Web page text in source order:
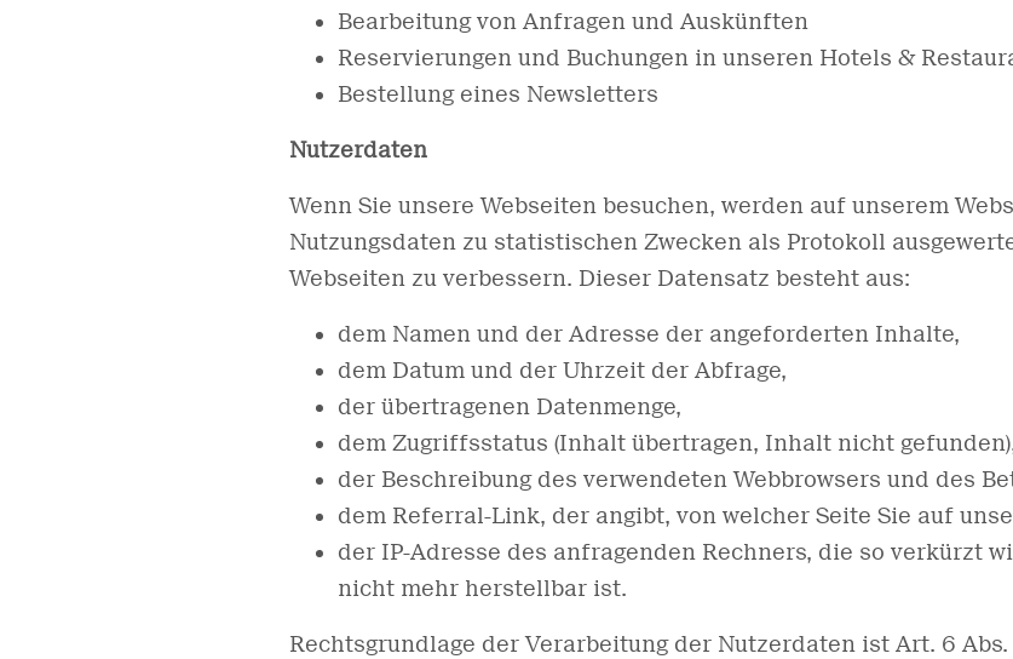
Bearbeitung von Anfragen und Auskünften
Reservierungen und Buchungen in unseren Hotels &
Bestellung eines Newsletters
Nutzerdaten
Wenn Sie unsere Webseiten besuchen, werden auf unserem
Nutzungsdaten zu statistischen Zwecken als Protokoll
Webseiten zu verbessern. Dieser Datensatz besteht aus:
dem Namen und der Adresse der angeforderten Inhalte,
dem Datum und der Uhrzeit der Abfrage,
der übertragenen Datenmenge,
dem Zugriffsstatus (Inhalt übertragen, Inhalt nicht
der Beschreibung des verwendeten Webbrowsers und des
dem Referral-Link, der angibt, von welcher Seite Sie auf
der IP-Adresse des anfragenden Rechners, die so verkürzt
nicht mehr herstellbar ist.
Rechtsgrundlage der Verarbeitung der Nutzerdaten ist Art. 6 Abs.